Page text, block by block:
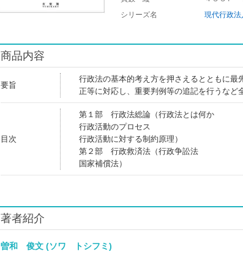
シリーズ名
現代行政法
商品内容
要旨
行政法の基本的考え方を押さえるとともに
正等に対応し、重要判例等の追記を行うなど
目次
第１部 行政法総論（行政法とは何か
行政活動のプロセス
行政活動に対する制約原理）
第２部 行政救済法（行政争訟法
国家補償法）
著者紹介
曽和 俊文 (ソワ トシフミ)